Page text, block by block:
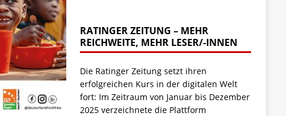
RATINGER ZEITUNG – MEHR
REICHWEITE, MEHR LESER/-INNEN
Die Ratinger Zeitung setzt ihren
erfolgreichen Kurs in der digitalen Welt
fort: Im Zeitraum von Januar bis Dezember
2025 verzeichnete die Plattform